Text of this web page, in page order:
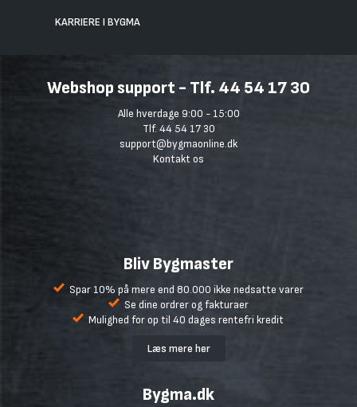
KARRIERE I BYGMA
Webshop support - Tlf. 44 54 17 30
Alle hverdage 9:00 - 15:00
Tlf. 44 54 17 30
support@bygmaonline.dk
Kontakt os
Bliv Bygmaster
Spar 10% på mere end 80.000 ikke nedsatte varer
Se dine ordrer og fakturaer
Mulighed for op til 40 dages rentefri kredit
Læs mere her
Bygma.dk